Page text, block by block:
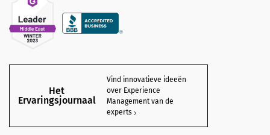
Het
Ervaringsjournaal
Vind innovatieve ideeën
over Experience
Management van de
experts